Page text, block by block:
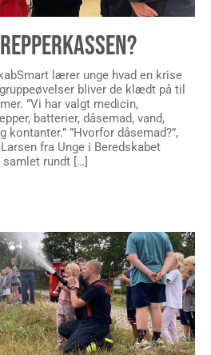
lærer unge hvad en krise
bliver de klædt på til
”Vi har valgt medicin,
batterier, dåsemad, vand,
”Hvorfor dåsemad?”,
fra Unge i Beredskabet
samlet rundt […]